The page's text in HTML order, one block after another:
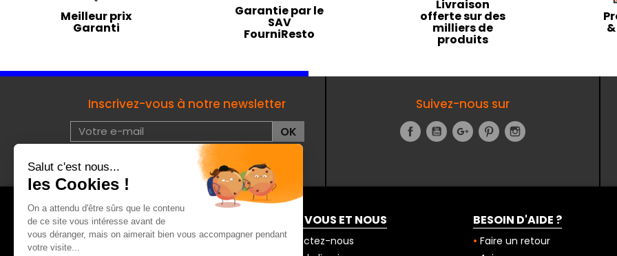
Meilleur prix
Garanti
Garantie par le
SAV
FourniResto
Livraison
offerte sur des
milliers de
produits
Inscrivez-vous à notre newsletter
J'accepte les conditions d'utilisation de données à
caractères privées :
Suivez-nous sur
Facebook
YouTubeGoogle+PinterestInstagram
À PROPOS DE FOURNIRESTO
Mentions légales
ENTRE VOUS ET NOUS
Contactez-nous
BESOIN D'AIDE ?
Faire un retour